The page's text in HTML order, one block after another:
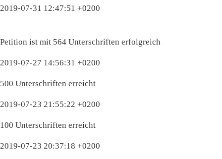
2019-07-31 12:47:51 +0200
Petition ist mit 564 Unterschriften erfolgreich
2019-07-27 14:56:31 +0200
500 Unterschriften erreicht
2019-07-23 21:55:22 +0200
100 Unterschriften erreicht
2019-07-23 20:37:18 +0200